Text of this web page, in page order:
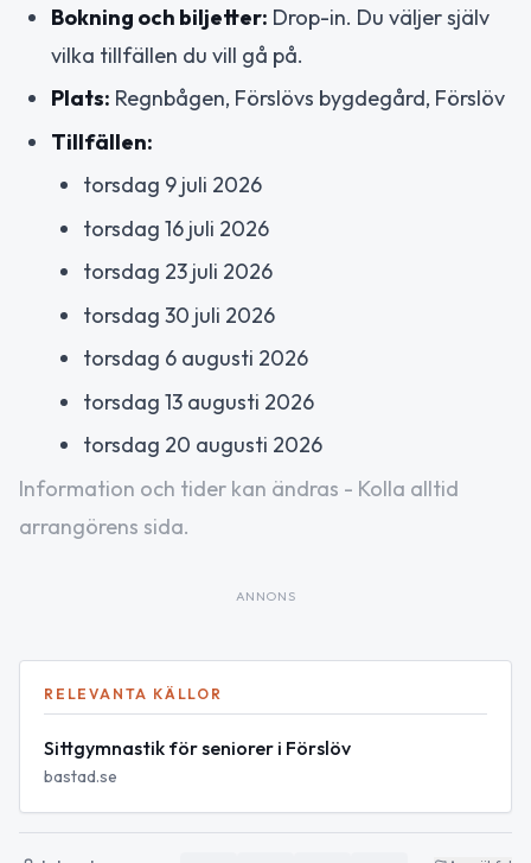
Bokning och biljetter: Drop-in. Du väljer själv
vilka tillfällen du vill gå på.
Plats: Regnbågen, Förslövs bygdegård, Förslöv
Tillfällen:
torsdag 9 juli 2026
torsdag 16 juli 2026
torsdag 23 juli 2026
torsdag 30 juli 2026
torsdag 6 augusti 2026
torsdag 13 augusti 2026
torsdag 20 augusti 2026
Information och tider kan ändras - Kolla alltid
arrangörens sida.
ANNONS
RELEVANTA KÄLLOR
Sittgymnastik för seniorer i Förslöv
bastad.se